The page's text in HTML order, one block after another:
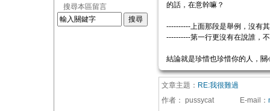
搜尋本區留言
的話，在意幹嘛？
----------上面那段是舉例，沒有
----------第一行更沒有在說誰，
結論就是珍惜也珍惜你的人，
文章主題： RE:我很難過
作者： pussycat E-mail ：